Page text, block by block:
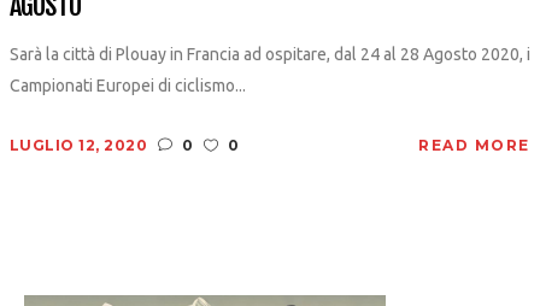
Sarà la città di Plouay in Francia ad ospitare, dal 24 al 28 Agosto 2020, i
Campionati Europei di ciclismo...
LUGLIO 12, 2020 0 0 READ MORE